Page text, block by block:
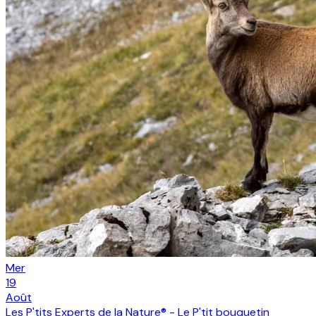
Mer
19
Août
Les P'tits Experts de la Nature® - Le P'tit bouquetin